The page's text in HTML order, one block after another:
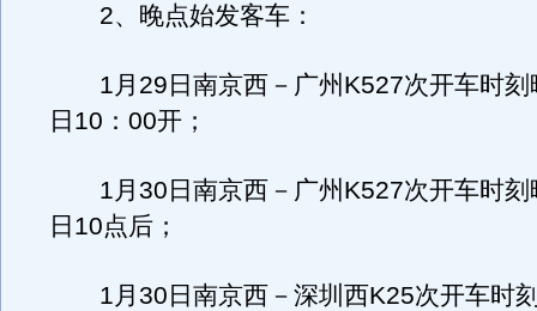
2、晚点始发客车：
1月29日南京西－广州K527次开车时刻
日10：00开；
1月30日南京西－广州K527次开车时刻
日10点后；
1月30日南京西－深圳西K25次开车时